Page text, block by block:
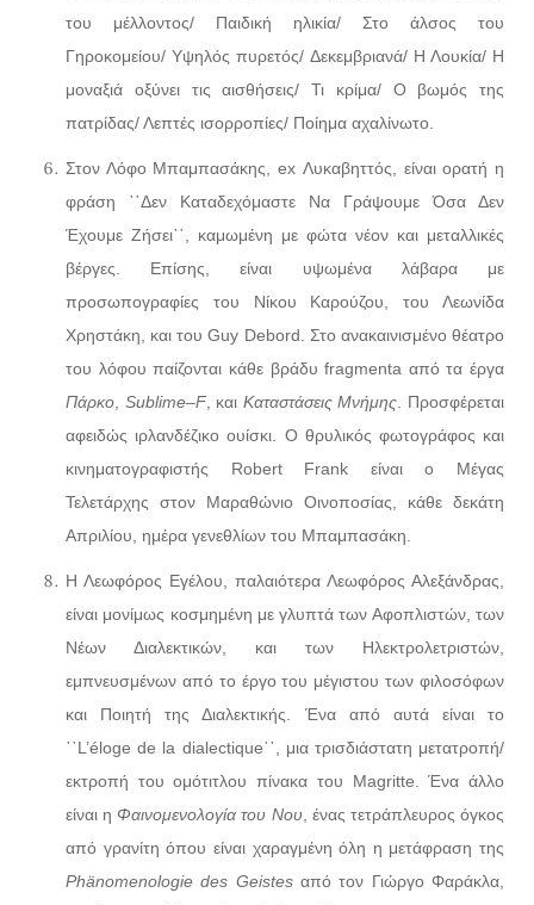
του μέλλοντος/ Παιδική ηλικία/ Στο άλσος του
Γηροκομείου/ Υψηλός πυρετός/ Δεκεμβριανά/ Η Λουκία/ Η
μοναξιά οξύνει τις αισθήσεις/ Τι κρίμα/ Ο βωμός της
πατρίδας/ Λεπτές ισορροπίες/ Ποίημα αχαλίνωτο.
Στον Λόφο Μπαμπασάκης, ex Λυκαβηττός, είναι ορατή η
φράση ῾῾Δεν Καταδεχόμαστε Να Γράψουμε Όσα Δεν
Έχουμε Ζήσει᾽᾽, καμωμένη με φώτα νέον και μεταλλικές
βέργες. Επίσης, είναι υψωμένα λάβαρα με
προσωπογραφίες του Νίκου Καρούζου, του Λεωνίδα
Χρηστάκη, και του Guy Debord. Στο ανακαινισμένο θέατρο
του λόφου παίζονται κάθε βράδυ fragmenta από τα έργα
Πάρκο Sublime–F, και Καταστάσεις Μνήμης . Προσφέρεται
αφειδώς ιρλανδέζικο ουίσκι. Ο θρυλικός φωτογράφος και
κινηματογραφιστής Robert Frank είναι ο Μέγας
Τελετάρχης στον Μαραθώνιο Οινοποσίας, κάθε δεκάτη
Απριλίου, ημέρα γενεθλίων του Μπαμπασάκη.
Η Λεωφόρος Εγέλου, παλαιότερα Λεωφόρος Αλεξάνδρας,
είναι μονίμως κοσμημένη με γλυπτά των Αφοπλιστών, των
Νέων Διαλεκτικών, και των Ηλεκτρολετριστών,
εμπνευσμένων από το έργο του μέγιστου των φιλοσόφων
και Ποιητή της Διαλεκτικής. Ένα από αυτά είναι το
῾῾L’éloge de la dialectique᾽᾽, μια τρισδιάστατη μετατροπή/
εκτροπή του ομότιτλου πίνακα του Magritte. Ένα άλλο
είναι η Φαινομενολογία του Νου , ένας τετράπλευρος όγκος
από γρανίτη όπου είναι χαραγμένη όλη η μετάφραση της
Phänomenologie des Geistesαπό τον Γιώργο Φαράκλα,